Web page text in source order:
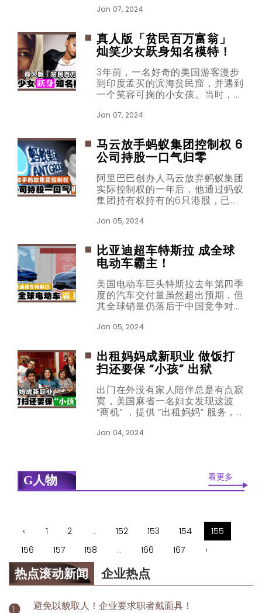
就看准了这些0圆地产的价值，大
Jan 07, 2024
真人版「贫民百万富翁」
灿笑少女跃身知名模特！
3年前，一名好奇的美国游客漫步
到印度孟买的滨海贫民窟，并遇到
一个笑容可掬的小女孩。当时，这
改变她的人生轨迹！
Jan 07, 2024
马云放手蚂蚁集团控制权 6
公司持股一口气归零
阿里巴巴创办人马云放弃蚂蚁集团
实际控制权的一年后，他通过蚂蚁
集团持有权持有的6只港股，已申
也正式退出“支付宝”决策、变更为
Jan 05, 2024
比亚迪超车特斯拉 成全球
电动车霸主！
美国电动车巨头特斯拉去年第四季
度的汽车交付量虽然超出预期，但
其全球销量仍落后于中国竞争对手
电动汽车制造商。
Jan 05, 2024
出租妈妈成新职业 做饭打
扫还要保 “小孩” 出狱
出门在外没有家人陪伴总是有点寂
寞，美国麻省一名妇女发现这波
“商机” ，提供 “出租妈妈” 服务，
去监狱，“妈妈” 都能随时到场帮
Jan 04, 2024
G人物 看更多
‹ 1 2 ... 152 153 154
155
156
157 158 ... 166 167 ›
热点滚动新闻 企业热点
避免以貌取人！企业要求职者戴面具！